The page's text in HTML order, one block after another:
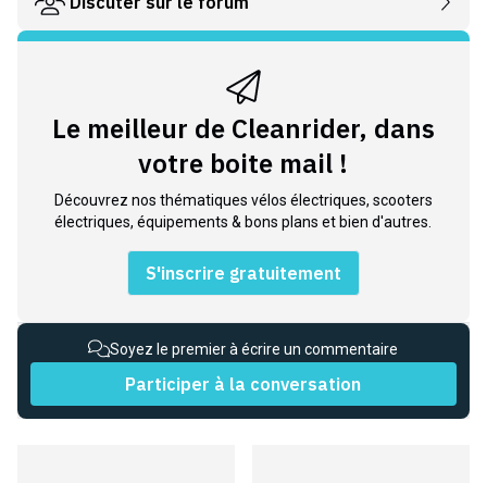
Le meilleur de Cleanrider, dans
votre boite mail !
Découvrez nos thématiques vélos électriques, scooters
électriques, équipements & bons plans et bien d'autres.
S'inscrire gratuitement
Soyez le premier à écrire un commentaire
Participer à la conversation